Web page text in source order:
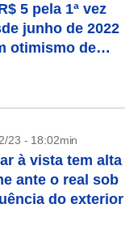
5 pela 1ª vez
junho de 2022
otimismo de
23 - 18:02min
à vista tem alta
ante o real sob
do exterior